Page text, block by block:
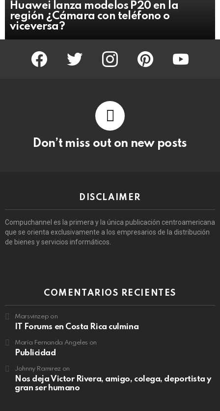
Huawei lanza modelos P20 en la
región ¿Cámara con teléfono o
viceversa?
facebook twitter instagram pinterest youtube
Don’t miss out on new posts
DISCLAIMER
Compuchannel es la primera y la única publicación centroamericana
que se orienta exclusivamente a los empresarios de la distribución
de bienes y servicios informáticos.
COMENTARIOS RECIENTES
Marsvinzep on
IT Forums en Costa Rica culmina
María Fernanda Angeles on
Publicidad
Johnny Ramirezon
Nos deja Victor Rivera, amigo, colega, deportista y
gran ser humano